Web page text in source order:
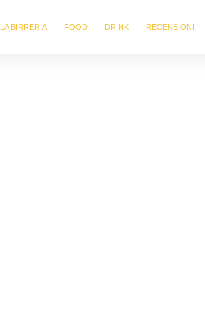
LA BIRRERIA FOOD DRINK RECENSIONI